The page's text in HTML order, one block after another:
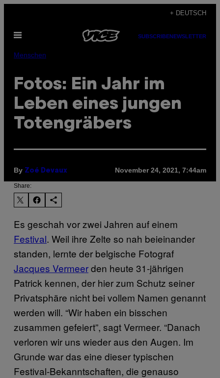
content
+ DEUTSCH
Open
SUBSCRIBENEWSLETTER
Menschen
Fotos: Ein Jahr im
Leben eines jungen
Totengräbers
By Zoé Devaux November 24, 2021, 7:44am
Share:
Es geschah vor zwei Jahren auf einem
Festival. Weil ihre Zelte so nah beieinander
standen, lernte der belgische Fotograf
Jacques Vermeerden heute 31-jährigen
Patrick kennen, der hier zum Schutz seiner
Privatsphäre nicht bei vollem Namen genannt
werden will. “Wir haben ein bisschen
zusammen gefeiert”, sagt Vermeer. “Danach
verloren wir uns wieder aus den Augen. Im
Grunde war das eine dieser typischen
Festival-Bekanntschaften, die genauso